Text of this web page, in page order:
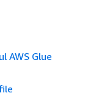
AWS Glue